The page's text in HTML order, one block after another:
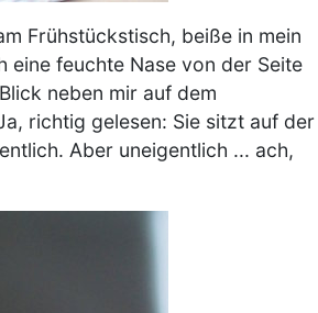
Frühstückstisch, beiße in mein
eine feuchte Nase von der Seite
neben mir auf dem
richtig gelesen: Sie sitzt auf der
Aber uneigentlich ... ach,